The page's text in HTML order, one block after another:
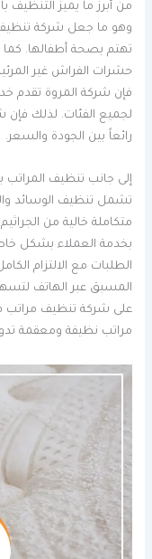
من أبرز ما يميز التنظيف
وهو ما جعل شركة تنظيف
تهتم بصحة أطفالها. كما
حشرات الفراش غير
فإن شركة المروة تقدم
لجميع الفئات. لذلك فإن
رائعاً بين الجودة والسعر.
إلى جانب تنظيف المراتب
تشمل تنظيف الوسائد
متكاملة خالية من
بخدمة العملاء بشكل
الطلبات مع الالتزام
المسبق عبر الهاتف
على شركة تنظيف مراتب
مراتب نظيفة ومعقمة